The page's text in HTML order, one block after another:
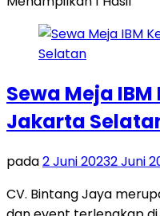
Sewa Meja
Jakarta
pada2 Juni 20232 Juni
CV. Bintang Jaya